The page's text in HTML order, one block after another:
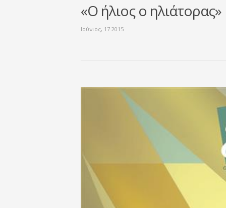
«Ο ήλιος ο ηλιάτορας»
Ιούνιος, 17 2015